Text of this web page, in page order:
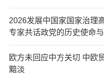
2026发展中国家国家治理
专家共话政党的历史使命
欧方未回应中方关切 中欧
黯淡